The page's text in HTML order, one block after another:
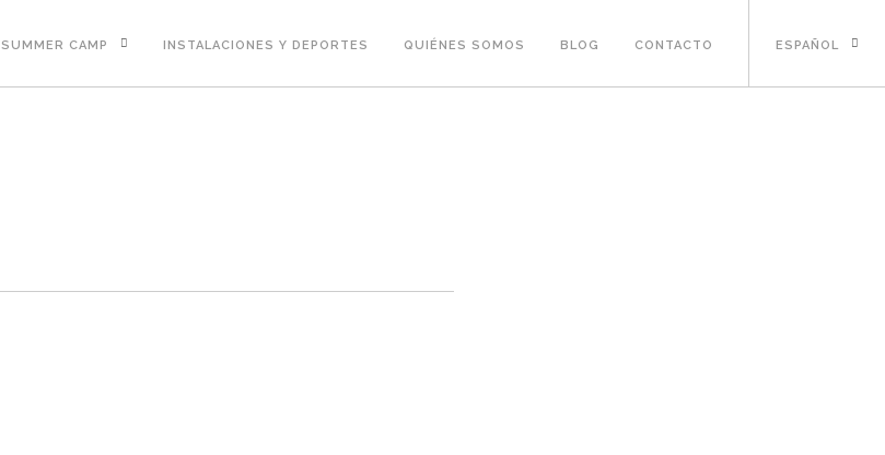
SUMMER CAMP INSTALACIONES Y DEPORTES QUIÉNES SOMOS BLOG CONTACTO ESPAÑOL